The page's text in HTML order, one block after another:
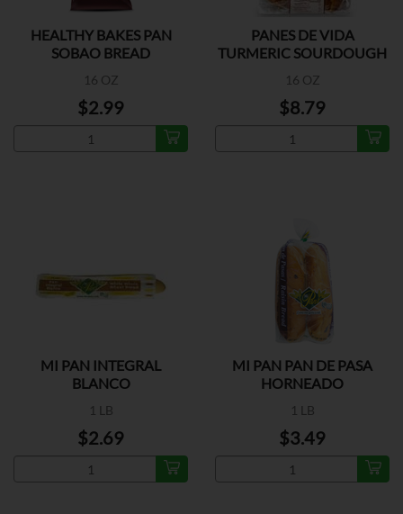
HEALTHY BAKES PAN
SOBAO BREAD
16 OZ
$2.99
PANES DE VIDA
TURMERIC SOURDOUGH
16 OZ
$8.79
MI PAN INTEGRAL
BLANCO
1 LB
$2.69
MI PAN PAN DE PASA
HORNEADO
1 LB
$3.49